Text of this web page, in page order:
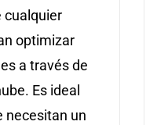
cualquier
optimizar
a través de
Es ideal
necesitan un